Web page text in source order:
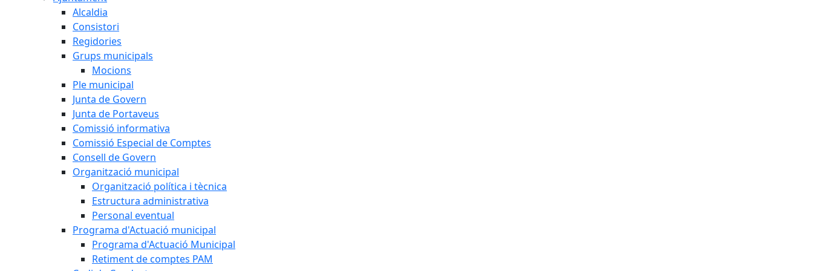
Alcaldia
Consistori
Regidories
Grups municipals
Mocions
Ple municipal
Junta de Govern
Junta de Portaveus
Comissió informativa
Comissió Especial de Comptes
Consell de Govern
Organització municipal
Organització política i tècnica
Estructura administrativa
Personal eventual
Programa d'Actuació municipal
Programa d'Actuació Municipal
Retiment de comptes PAM